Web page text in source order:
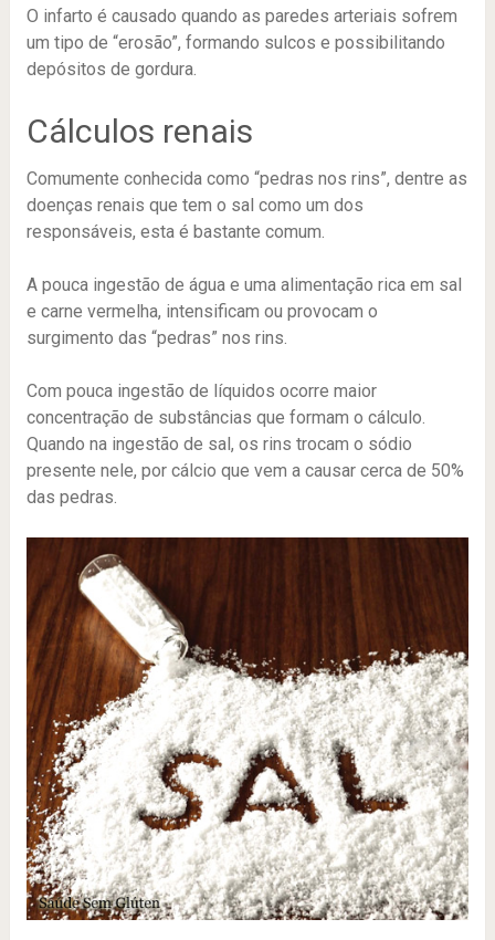
O infarto é causado quando as paredes arteriais sofrem
um tipo de “erosão”, formando sulcos e possibilitando
depósitos de gordura.
Cálculos renais
Comumente conhecida como “pedras nos rins”, dentre as
doenças renais que tem o sal como um dos
responsáveis, esta é bastante comum.
A pouca ingestão de água e uma alimentação rica em sal
e carne vermelha, intensificam ou provocam o
surgimento das “pedras” nos rins.
Com pouca ingestão de líquidos ocorre maior
concentração de substâncias que formam o cálculo.
Quando na ingestão de sal, os rins trocam o sódio
presente nele, por cálcio que vem a causar cerca de 50%
das pedras.